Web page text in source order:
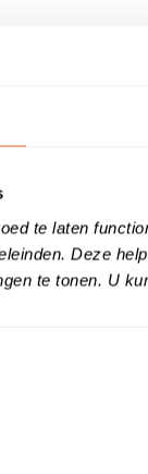
te laten
Deze
te tonen. U